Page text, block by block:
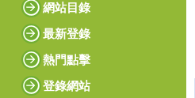
網站目錄
最新登錄
熱門點擊
登錄網站